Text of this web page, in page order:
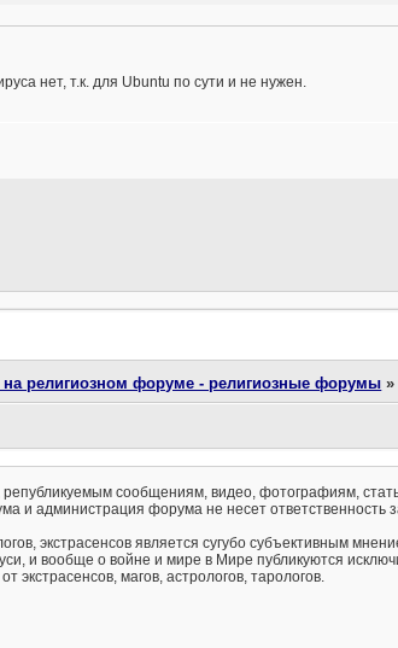
нет, т.к. для Ubuntu по сути и не нужен.
религиозном форуме - религиозные форумы
сообщениям, видео, фотографиям,
и администрация форума не несет ответственность
экстрасенсов является сугубо субъективным
и вообще о войне и мире в Мире публикуются
экстрасенсов, магов, астрологов, тарологов.